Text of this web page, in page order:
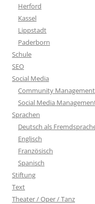
Herford
Kassel
Lippstadt
Paderborn
Schule
SEO
Social Media
Community Management
Social Media
Sprachen
Deutsch als
Englisch
Französisch
Spanisch
Stiftung
Text
Theater / Oper / Tanz